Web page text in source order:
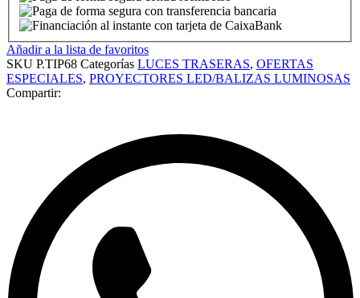
Añadir a la lista de favoritos
SKU P.TIP68 Categorías LUCES TRASERAS, OFERTAS
ESPECIALES, PROYECTORES LED/BALIZAS LUMINOSAS
Compartir: